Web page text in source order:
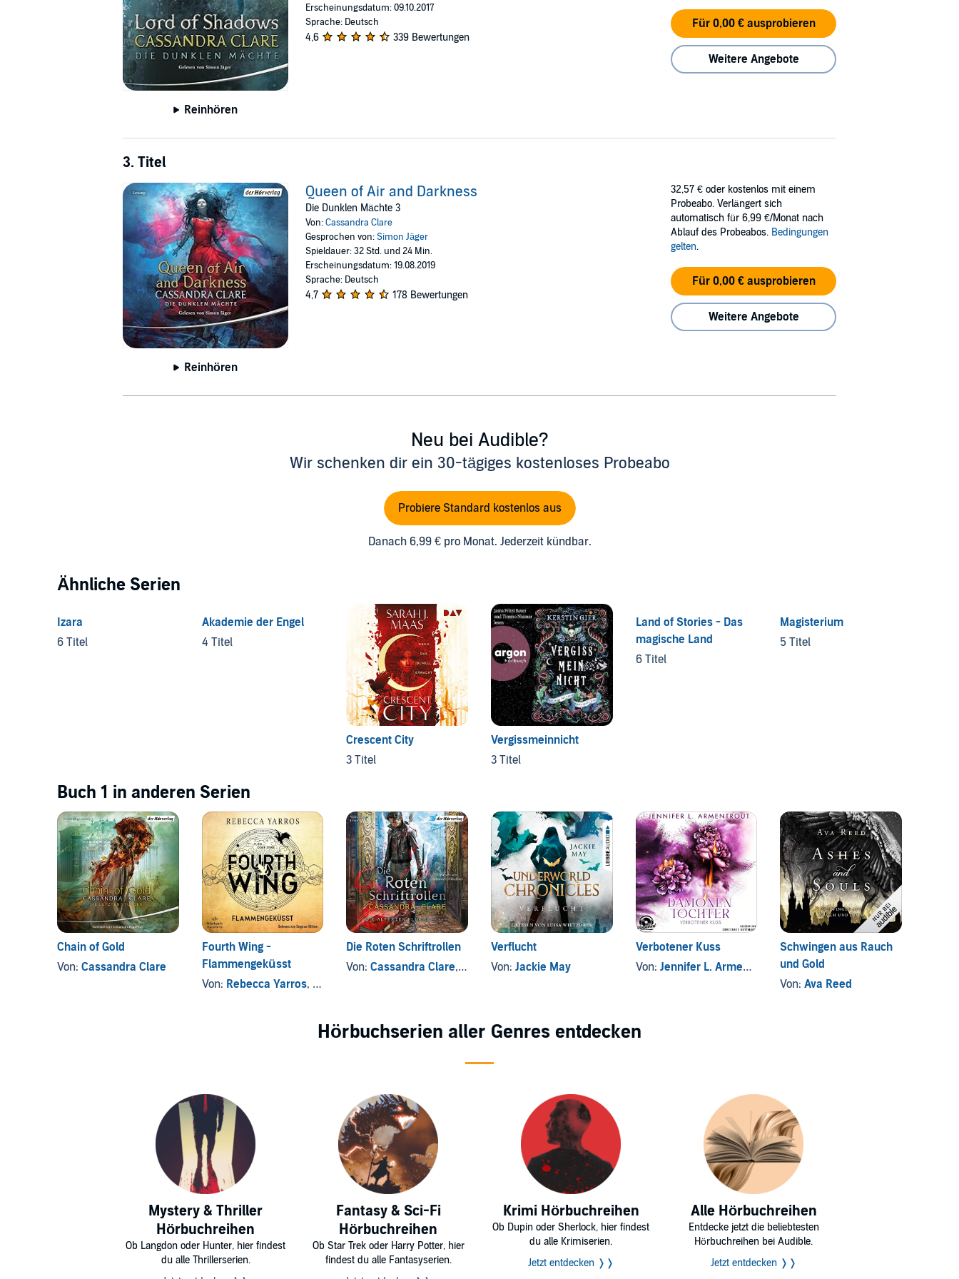
Reinhören
Erscheinungsdatum: 09.10.2017
Sprache: Deutsch
4,6 339 Bewertungen
Für 0,00 € ausprobieren
Weitere Angebote
3. Titel
Reinhören
Queen of Air and Darkness
Die Dunklen Mächte 3
Von:Cassandra Clare
Gesprochen von:Simon Jäger
Spieldauer: 32 Std. und 24 Min.
Erscheinungsdatum: 19.08.2019
Sprache: Deutsch
4,7 178 Bewertungen
32,57 € oder kostenlos mit einem
Probeabo. Verlängert sich
automatisch für 6,99 €/Monat nach
Ablauf des Probeabos. Bedingungen
gelten.
Für 0,00 € ausprobieren
Weitere Angebote
Neu bei Audible?
Wir schenken dir ein 30-tägiges kostenloses Probeabo
Probiere Standard kostenlos aus
Danach 6,99 € pro Monat. Jederzeit kündbar.
Ähnliche Serien
Izara
6 Titel
Akademie der Engel
4 Titel
Crescent City
3 Titel
Vergissmeinnicht
3 Titel
Land of Stories - Das
magische Land
6 Titel
Magisterium
5 Titel
Buch 1 in anderen Serien
Chain of Gold
Von: Cassandra Clare
Fourth Wing -
Flammengeküsst
Von: Rebecca Yarros, und andere
Die Roten Schriftrollen
Von:Cassandra Clare, und andere
Verflucht
Von: Jackie May
Verbotener Kuss
Von: Jennifer L. Armentrout
Schwingen aus Rauch
und Gold
Von:Ava Reed
Hörbuchserien aller Genres entdecken
Mystery & Thriller
Hörbuchreihen
Ob Langdon oder Hunter, hier findest
du alle Thrillerserien.
Fantasy & Sci-Fi
Hörbuchreihen
Ob Star Trek oder Harry Potter, hier
findest du alle Fantasyserien.
Krimi Hörbuchreihen
Ob Dupin oder Sherlock, hier findest
du alle Krimiserien.
Jetzt entdecken ❭❭
Alle Hörbuchreihen
Entdecke jetzt die beliebtesten
Hörbuchreihen bei Audible.
Jetzt entdecken ❭❭